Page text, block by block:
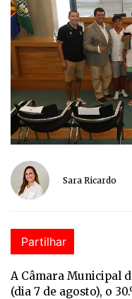
Sara Ricardo
Partilhar
A Câmara Municipal
(dia 7 de agosto), o